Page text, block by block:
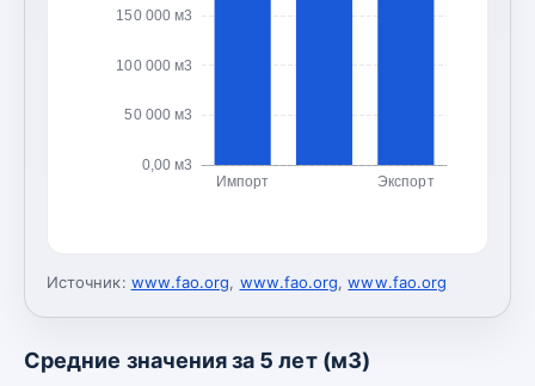
0,00 м3
50 000 м3
100 000 м3
150 000 м3
Импорт Экспорт
Источник: www.fao.org, www.fao.org,www.fao.org
Средние значения за 5 лет (м3)